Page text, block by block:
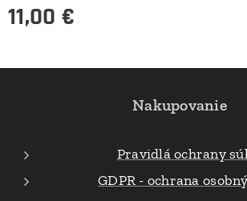
11,00 €
Nakupovanie
Pravidlá ochrany
GDPR - ochrana